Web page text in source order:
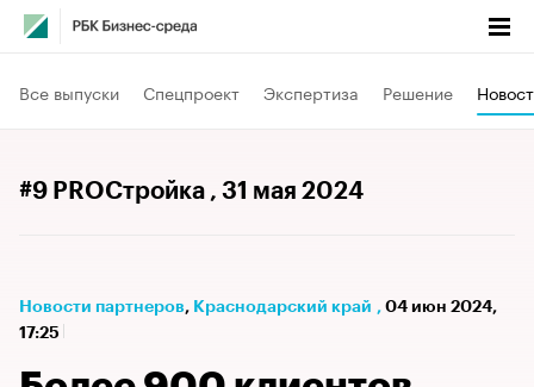
Все выпуски Спецпроект Экспертиза Решение
#9 PROСтройка , 31 мая 2024
Новости партнеров⁠, Краснодарский край , 04 июн 2024,
17:25